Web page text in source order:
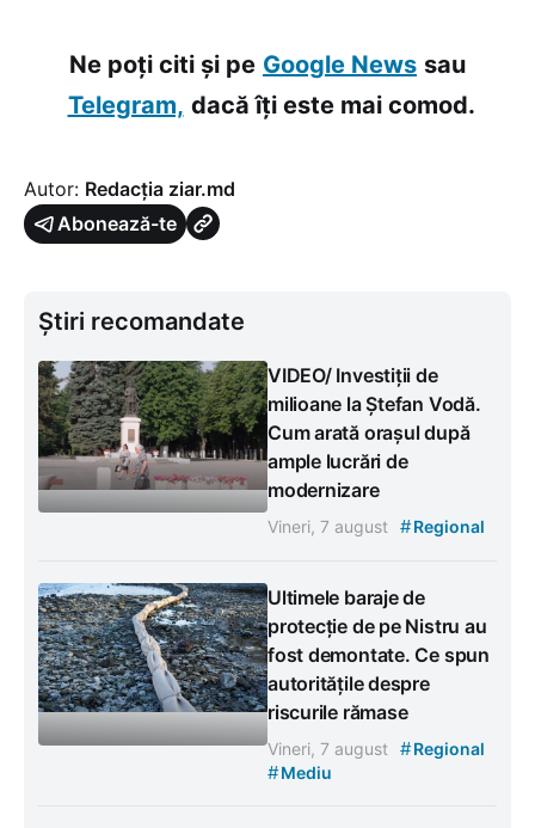
Ne poți citi și pe Google News sau
Telegram, dacă îți este mai comod.
Autor: Redacția ziar.md
Abonează-te
Știri recomandate
VIDEO/ Investiții de
milioane la Ștefan Vodă.
Cum arată orașul după
ample lucrări de
modernizare
Vineri, 7 august #Regional
Ultimele baraje de
protecție de pe Nistru au
fost demontate. Ce spun
autoritățile despre
riscurile rămase
Vineri, 7 august #Regional
#Mediu